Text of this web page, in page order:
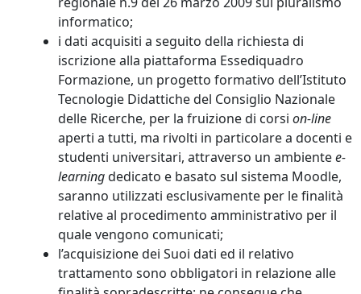
informatico;
i dati acquisiti a seguito della richiesta di
iscrizione alla piattaforma Essediquadro
Formazione, un progetto formativo dell’Istituto
Tecnologie Didattiche del Consiglio Nazionale
delle Ricerche, per la fruizione di corsi on-line
aperti a tutti, ma rivolti in particolare a docenti e
studenti universitari, attraverso un ambientee-
learningdedicato e basato sul sistema Moodle,
saranno utilizzati esclusivamente per le finalità
relative al procedimento amministrativo per il
quale vengono comunicati;
l’acquisizione dei Suoi dati ed il relativo
trattamento sono obbligatori in relazione alle